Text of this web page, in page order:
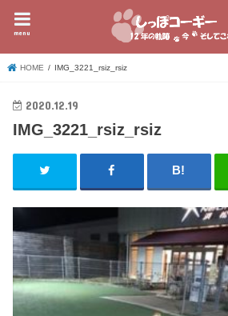
menu
HOME IMG_3221_rsiz_rsiz
2020.12.19
IMG_3221_rsiz_rsiz